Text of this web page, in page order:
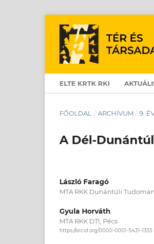
ELTE KRTK RKI
FŐOLDAL / ARCHÍVUM / 9.
A Dél-
László Faragó
MTA RKK Dunántúli
Gyula Horváth
MTA RKK DTI, Pécs
https://orcid.org/0000-0001-5431-1355